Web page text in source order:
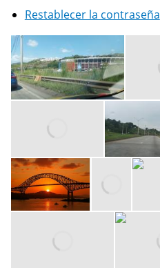
Restablecer la contraseña